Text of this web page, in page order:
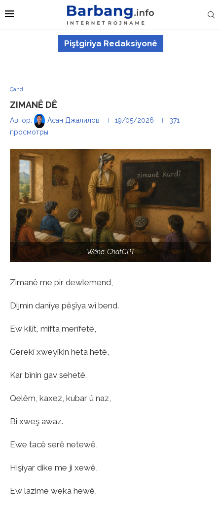
Piştgiriya Redaksiyonê
Çand
ZIMANÊ DÊ
Автор: Асан Джалилов 19/05/2026
371
просмотры
Wêne: ChatGPT
Zimanê me pir dewlemend,
Dijmin danîye pêşîya wî bend.
Ew kilît, mifta merîfetê,
Gerekî xweyîkin heta hetê,
Kar bînin gav sehetê.
Qelêm, kaxez, kubar û naz,
Bi xweş awaz.
Ewe tacê serê netewê,
Hişîyar dike me ji xewê,
Ew lazime weka hewê,